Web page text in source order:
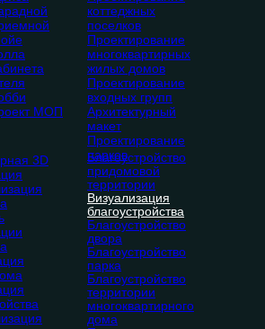
Благоустройство
придомовой
территории
Визуализация
благоустройства
Благоустройство
двора
Благоустройство
парка
Благоустройство
территории
многоквартирного
дома
МОП
коттеджных
поселков
Проектирование
многоквартирных
жилых домов
Проектирование
входных групп
Архитектурный
макет
Проектирование
парков
3D